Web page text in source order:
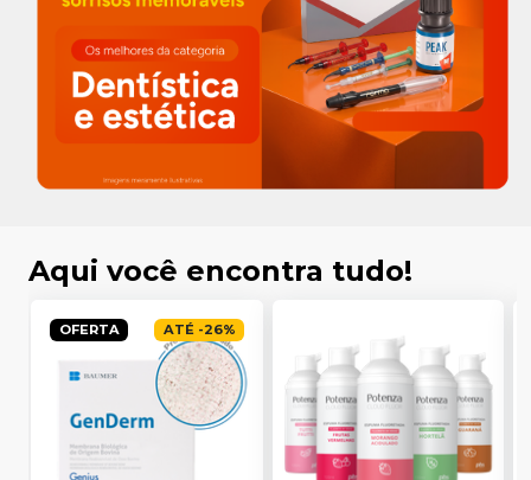
Aqui você encontra tudo!
OFERTA ATÉ -26%